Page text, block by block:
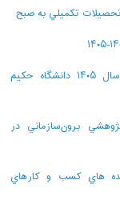
تکميلي به صبح
اطلاعیه برگزاری ترم تابستان سال ۱۴۰۵ دانشگاه حکیم
برون‌سازماني در
هاي کسب و کارهاي